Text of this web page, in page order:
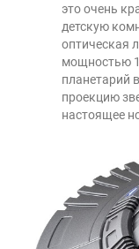
это очень
детскую
оптическая
мощностью
планетарий
проекцию
настоящее